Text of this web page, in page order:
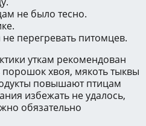
не было тесно.
перегревать питомцев.
уткам рекомендован
порошок хвоя, мякоть тыквы
повышают птицам
избежать не удалось,
обязательно